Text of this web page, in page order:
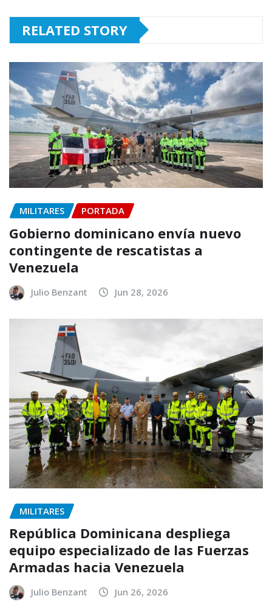
RELATED STORY
MILITARES PORTADA
Gobierno dominicano envía nuevo
contingente de rescatistas a
Venezuela
Julio Benzant Jun 28, 2026
MILITARES
República Dominicana despliega
equipo especializado de las Fuerzas
Armadas hacia Venezuela
Julio Benzant Jun 26, 2026